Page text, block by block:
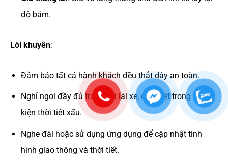
độ bám.
Lời khuyên:
Đảm bảo tất cả hành khách đều thắt dây an toàn.
Nghỉ ngơi đầy đủ trước khi lái xe, đặc biệt trong điều
kiện thời tiết xấu.
Nghe đài hoặc sử dụng ứng dụng để cập nhật tình
hình giao thông và thời tiết.